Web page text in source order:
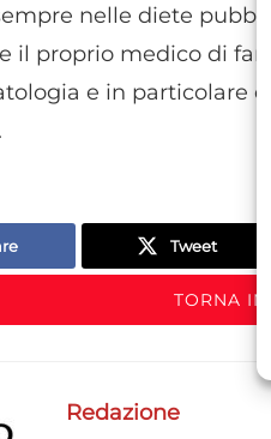
nelle diete
il proprio medico di
e in particolare
Tweet
TORNA IN
Redazione